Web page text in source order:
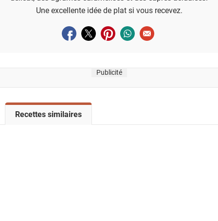
Une excellente idée de plat si vous recevez.
Partager sur facebook
Partager sur twitter
Partager sur pinterest
Partager sur whatsapp
Envoyer à un ami
Publicité
o
Recettes similaires